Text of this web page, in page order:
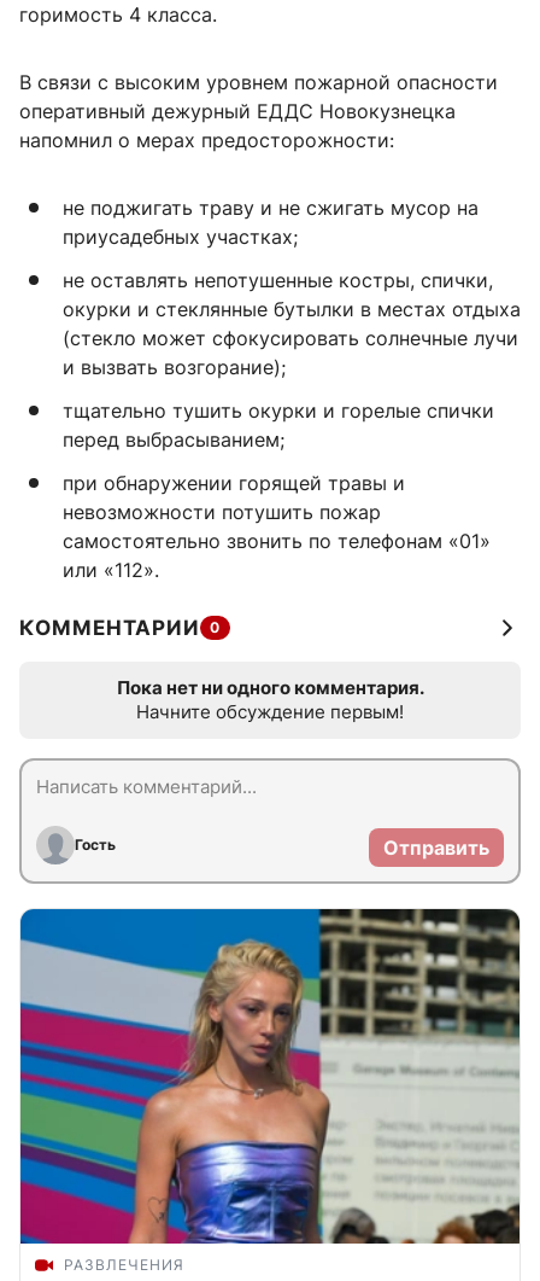
горимость 4 класса.
В связи с высоким уровнем пожарной опасности
оперативный дежурный ЕДДС Новокузнецка
напомнил о мерах предосторожности:
не поджигать траву и не сжигать мусор на
приусадебных участках;
не оставлять непотушенные костры, спички,
окурки и стеклянные бутылки в местах отдыха
(стекло может сфокусировать солнечные лучи
и вызвать возгорание);
тщательно тушить окурки и горелые спички
перед выбрасыванием;
при обнаружении горящей травы и
невозможности потушить пожар
самостоятельно звонить по телефонам «01»
или «112».
КОММЕНТАРИИ 0
Пока нет ни одного комментария.
Начните обсуждение первым!
Гость Отправить
РАЗВЛЕЧЕНИЯ